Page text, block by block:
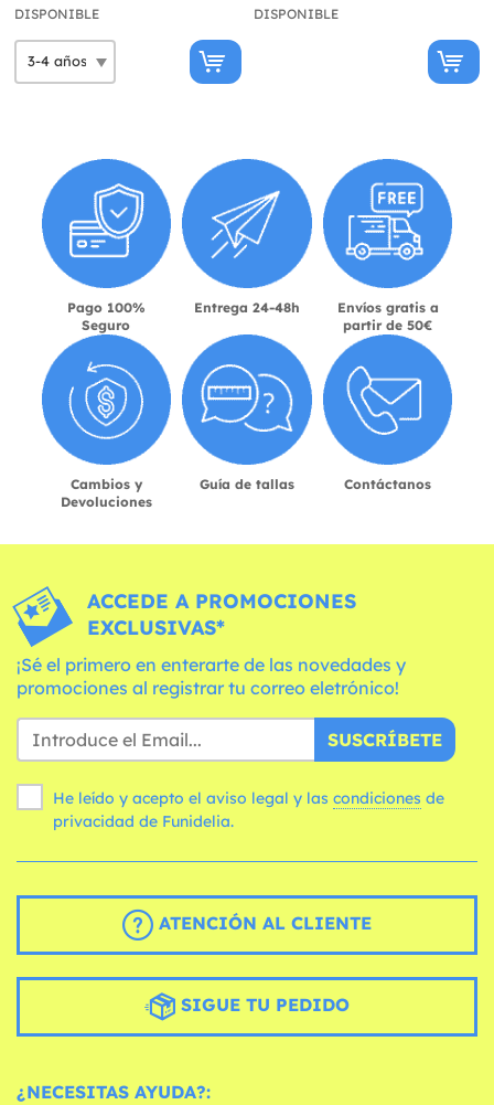
DISPONIBLE DISPONIBLE
Pago 100%
Seguro
Entrega 24-48h
Envíos gratis a
partir de 50€
Cambios y
Devoluciones
Guía de tallas Contáctanos
ACCEDE A PROMOCIONES
EXCLUSIVAS*
¡Sé el primero en enterarte de las novedades y
promociones al registrar tu correo eletrónico!
SUSCRÍBETE
He leído y acepto el aviso legal y las condiciones
privacidad de Funidelia.
ATENCIÓN AL CLIENTE
SIGUE TU PEDIDO
¿NECESITAS AYUDA?: